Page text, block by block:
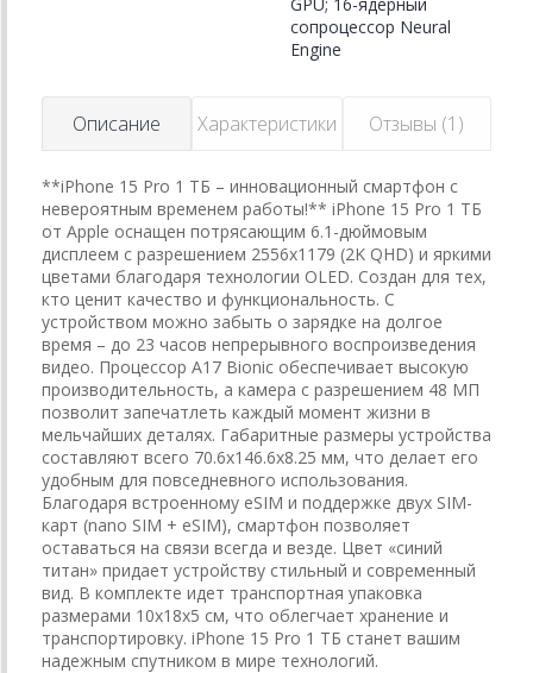
сопроцессор Neural
Engine
Описание Характеристики Отзывы (1)
**iPhone 15 Pro 1 ТБ – инновационный смартфон с
невероятным временем работы!** iPhone 15 Pro 1 ТБ
от Apple оснащен потрясающим 6.1-дюймовым
дисплеем с разрешением 2556x1179 (2K QHD) и яркими
цветами благодаря технологии OLED. Создан для тех,
кто ценит качество и функциональность. С
устройством можно забыть о зарядке на долгое
время – до 23 часов непрерывного воспроизведения
видео. Процессор A17 Bionic обеспечивает высокую
производительность, а камера с разрешением 48 МП
позволит запечатлеть каждый момент жизни в
мельчайших деталях. Габаритные размеры устройства
составляют всего 70.6x146.6x8.25 мм, что делает его
удобным для повседневного использования.
Благодаря встроенному eSIM и поддержке двух SIM-
карт (nano SIM + eSIM), смартфон позволяет
оставаться на связи всегда и везде. Цвет «синий
титан» придает устройству стильный и современный
вид. В комплекте идет транспортная упаковка
размерами 10х18х5 см, что облегчает хранение и
транспортировку. iPhone 15 Pro 1 ТБ станет вашим
надежным спутником в мире технологий.